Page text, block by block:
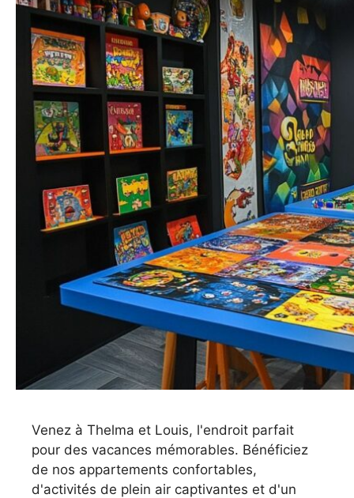
Venez à Thelma et Louis, l'endroit parfait
pour des vacances mémorables. Bénéficiez
de nos appartements confortables,
d'activités de plein air captivantes et d'un